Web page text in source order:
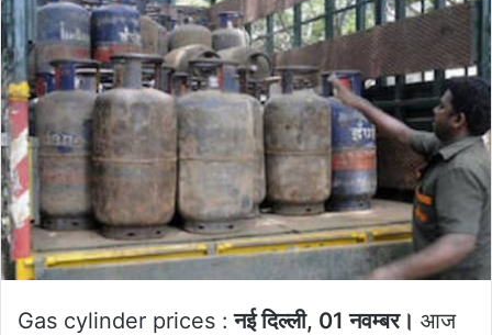
Gas cylinder prices : नई दिल्ली, 01 नवम्बर। आज